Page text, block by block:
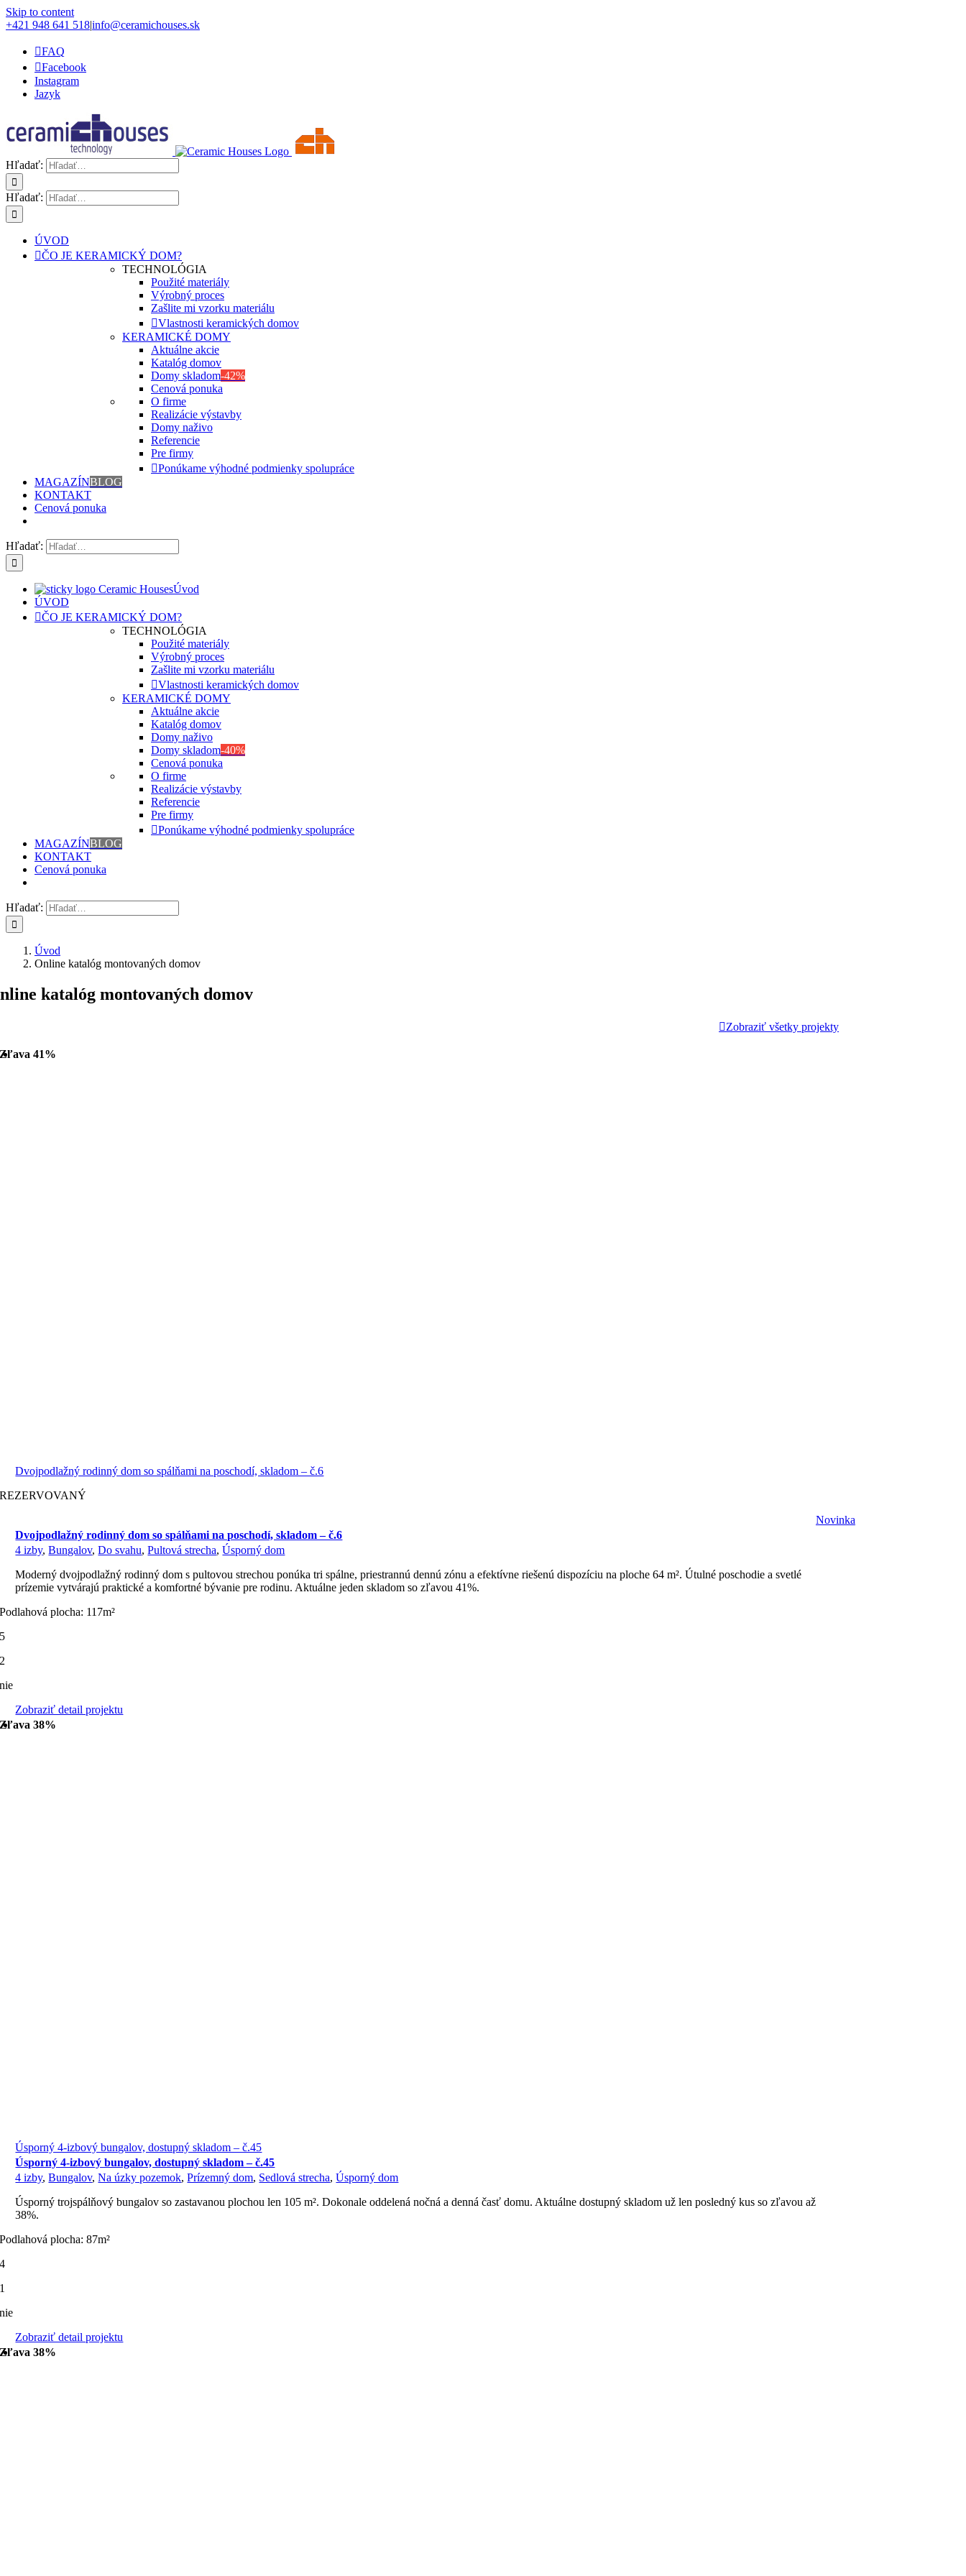
Skip to content
+421 948 641 518|info@ceramichouses.sk
FAQ
Facebook
Instagram
Jazyk
Hľadať:
Hľadať:
ÚVOD
ČO JE KERAMICKÝ DOM?
TECHNOLÓGIA
Použité materiály
Výrobný proces
Zašlite mi vzorku materiálu
Vlastnosti keramických domov
KERAMICKÉ DOMY
Aktuálne akcie
Katalóg domov
Domy skladom-42%
Cenová ponuka
O firme
Realizácie výstavby
Domy naživo
Referencie
Pre firmy
Ponúkame výhodné podmienky spolupráce
MAGAZÍNBLOG
KONTAKT
Cenová ponuka
Hľadať:
Úvod
ÚVOD
ČO JE KERAMICKÝ DOM?
TECHNOLÓGIA
Použité materiály
Výrobný proces
Zašlite mi vzorku materiálu
Vlastnosti keramických domov
KERAMICKÉ DOMY
Aktuálne akcie
Katalóg domov
Domy naživo
Domy skladom-40%
Cenová ponuka
O firme
Realizácie výstavby
Referencie
Pre firmy
Ponúkame výhodné podmienky spolupráce
MAGAZÍNBLOG
KONTAKT
Cenová ponuka
Hľadať:
Úvod
Online katalóg montovaných domov
katalóg montovaných domov
Zobraziť všetky projekty
41%
Dvojpodlažný rodinný dom so spálňami na poschodí, skladom – č.6
Novinka
Dvojpodlažný rodinný dom so spálňami na poschodí, skladom – č.6
4 izby,Bungalov,Do svahu,Pultová strecha,Úsporný dom
Moderný dvojpodlažný rodinný dom s pultovou strechou ponúka tri spálne, priestrannú dennú zónu a efektívne riešenú dispozíciu na ploche 64 m². Útulné poschodie a svetlé
prízemie vytvárajú praktické a komfortné bývanie pre rodinu. Aktuálne jeden skladom so zľavou 41%.
plocha: 117m²
Zobraziť detail projektu
38%
Úsporný 4-izbový bungalov, dostupný skladom – č.45
Úsporný 4-izbový bungalov, dostupný skladom – č.45
4 izby,Bungalov,Na úzky pozemok,Prízemný dom, Sedlová strecha,Úsporný dom
Úsporný trojspálňový bungalov so zastavanou plochou len 105 m². Dokonale oddelená nočná a denná časť domu. Aktuálne dostupný skladom už len posledný kus so zľavou až
38%.
plocha: 87m²
Zobraziť detail projektu
38%